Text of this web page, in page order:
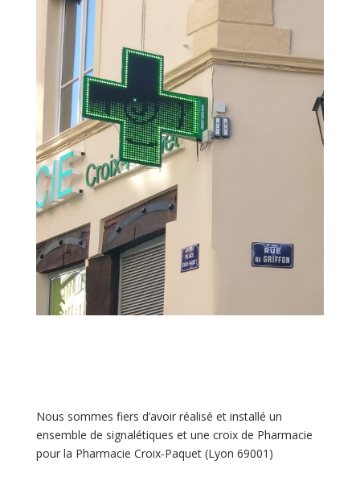
Nous sommes fiers d’avoir réalisé et installé un
ensemble de signalétiques et une croix de Pharmacie
pour la Pharmacie Croix-Paquet (Lyon 69001)